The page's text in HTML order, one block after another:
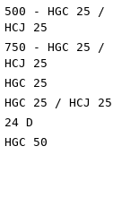
500 - HGC 25 /
HCJ 25
750 - HGC 25 /
HCJ 25
HGC 25
HGC 25 / HCJ 25
24 D
HGC 50